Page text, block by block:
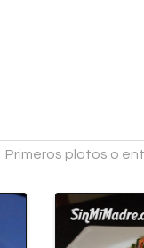
Primeros platos o